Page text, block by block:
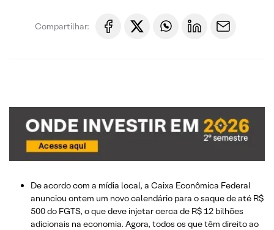
Compartilhar:
De acordo com a mídia local, a Caixa Econômica Federal
anunciou ontem um novo calendário para o saque de até R$
500 do FGTS, o que deve injetar cerca de R$ 12 bilhões
adicionais na economia. Agora, todos os que têm direito ao